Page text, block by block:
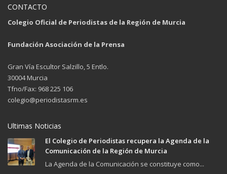
CONTACTO
Colegio Oficial de Periodistas de la Región de Murcia
Fundación Asociación de la Prensa
Gran Vía Escultor Salzillo, 5 Entlo.
30004 Murcia
Tfno/Fax: 968 225 106
colegio@periodistasrm.es
Ultimas Noticias
El Colegio de Periodistas recupera la Agenda de la
Comunicación de la Región de Murcia
La Agenda de la Comunicación se constituye como...